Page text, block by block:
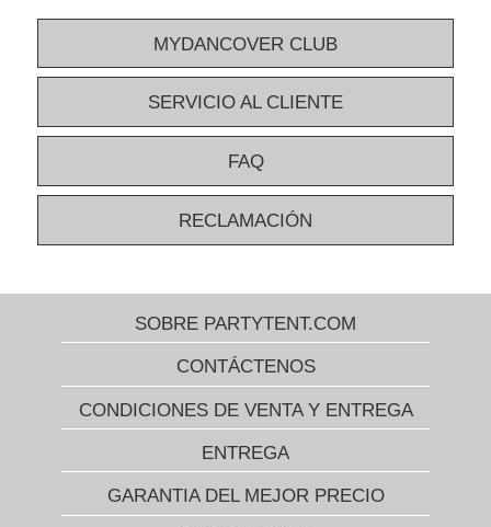
MYDANCOVER CLUB
SERVICIO AL CLIENTE
FAQ
RECLAMACIÓN
SOBRE PARTYTENT.COM
CONTÁCTENOS
CONDICIONES DE VENTA Y ENTREGA
ENTREGA
GARANTIA DEL MEJOR PRECIO